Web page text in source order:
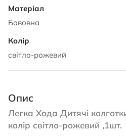
Бавовна
світло-рожевий
Опис
Легка Хода Дитячі
колір світло-рожевий ,1шт.